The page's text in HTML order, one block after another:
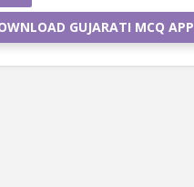
GUJARATI MCQ APP